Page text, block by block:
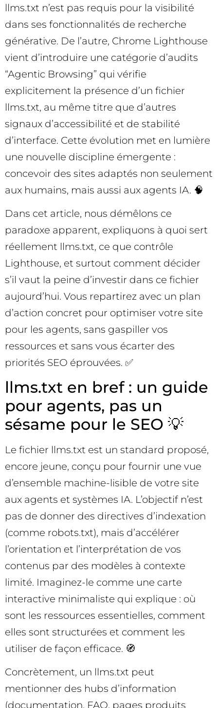
llms.txt n’est pas requis pour la visibilité
dans ses fonctionnalités de recherche
générative. De l’autre, Chrome Lighthouse
vient d’introduire une catégorie d’audits
“Agentic Browsing” qui vérifie
explicitement la présence d’un fichier
llms.txt, au même titre que d’autres
signaux d’accessibilité et de stabilité
d’interface. Cette évolution met en lumière
une nouvelle discipline émergente :
concevoir des sites adaptés non seulement
aux humains, mais aussi aux agents IA. 🧠
Dans cet article, nous démêlons ce
paradoxe apparent, expliquons à quoi sert
réellement llms.txt, ce que contrôle
Lighthouse, et surtout comment décider
s’il vaut la peine d’investir dans ce fichier
aujourd’hui. Vous repartirez avec un plan
d’action concret pour optimiser votre site
pour les agents, sans gaspiller vos
ressources et sans vous écarter des
priorités SEO éprouvées. ✅
llms.txt en bref : un guide
pour agents, pas un
sésame pour le SEO 💡
Le fichier llms.txt est un standard proposé,
encore jeune, conçu pour fournir une vue
d’ensemble machine-lisible de votre site
aux agents et systèmes IA. L’objectif n’est
pas de donner des directives d’indexation
(comme robots.txt), mais d’accélérer
l’orientation et l’interprétation de vos
contenus par des modèles à contexte
limité. Imaginez-le comme une carte
interactive minimaliste qui explique : où
sont les ressources essentielles, comment
elles sont structurées et comment les
utiliser de façon efficace. 🧭
Concrètement, un llms.txt peut
mentionner des hubs d’information
(documentation, FAQ, pages produits